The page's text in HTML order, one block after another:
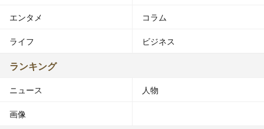
エンタメ コラム
ライフ ビジネス
ランキング
ニュース 人物
画像